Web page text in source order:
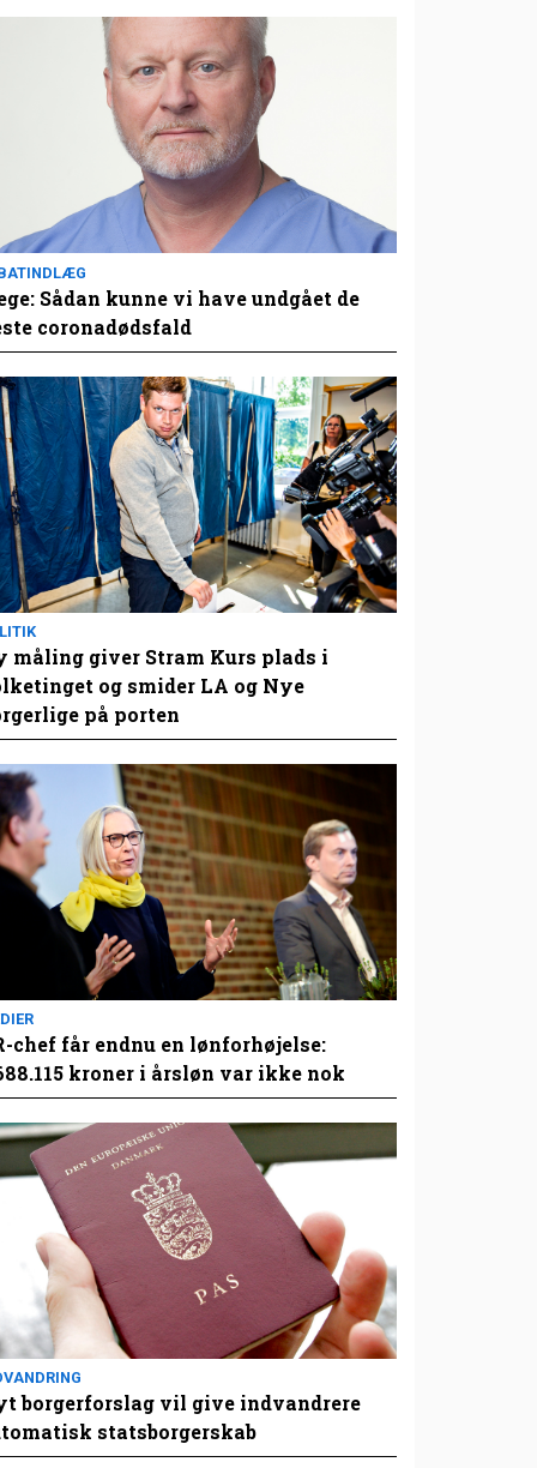
Sådan kunne vi have undgået de
coronadødsfald
måling giver Stram Kurs plads i
og smider LA og Nye
på porten
chef får endnu en lønforhøjelse:
kroner i årsløn var ikke nok
borgerforslag vil give indvandrere
statsborgerskab